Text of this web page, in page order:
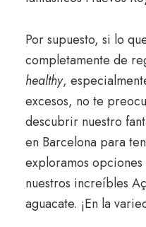
Por supuesto, si lo
completamente de
healthy,
excesos, no te
descubrir nuestro
en Barcelona para
exploramos
nuestros increíbles
aguacate. ¡En la